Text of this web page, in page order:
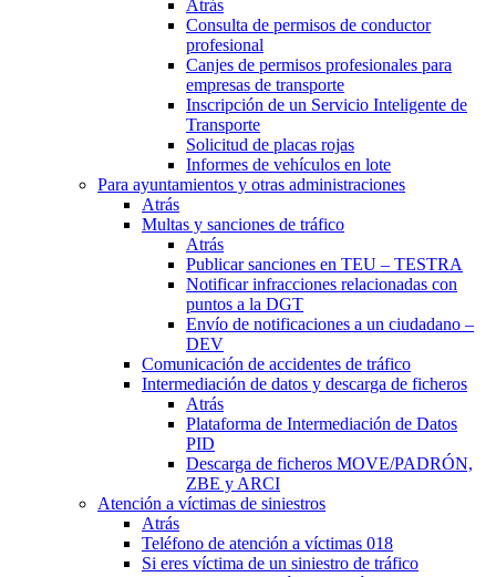
Atrás
Consulta de permisos de conductor
profesional
Canjes de permisos profesionales para
empresas de transporte
Inscripción de un Servicio Inteligente de
Transporte
Solicitud de placas rojas
Informes de vehículos en lote
Para ayuntamientos y otras administraciones
Atrás
Multas y sanciones de tráfico
Atrás
Publicar sanciones en TEU – TESTRA
Notificar infracciones relacionadas con
puntos a la DGT
Envío de notificaciones a un ciudadano –
DEV
Comunicación de accidentes de tráfico
Intermediación de datos y descarga de ficheros
Atrás
Plataforma de Intermediación de Datos
PID
Descarga de ficheros MOVE/PADRÓN,
ZBE y ARCI
Atención a víctimas de siniestros
Atrás
Teléfono de atención a víctimas 018
Si eres víctima de un siniestro de tráfico